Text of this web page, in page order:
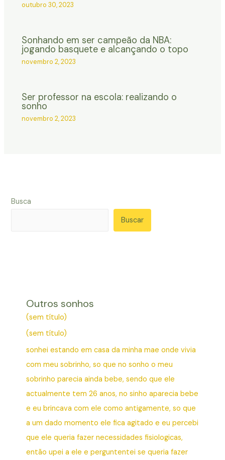
outubro 30, 2023
Sonhando em ser campeão da NBA:
jogando basquete e alcançando o topo
novembro 2, 2023
Ser professor na escola: realizando o
sonho
novembro 2, 2023
Busca
Buscar
Outros sonhos
(sem título)
(sem título)
sonhei estando em casa da minha mae onde vivia
com meu sobrinho, so que no sonho o meu
sobrinho parecia ainda bebe, sendo que ele
actualmente tem 26 anos, no sinho aparecia bebe
e eu brincava com ele como antigamente, so que
a um dado momento ele fica agitado e eu percebi
que ele queria fazer necessidades fisiologicas,
então upei a ele e perguntentei se queria fazer